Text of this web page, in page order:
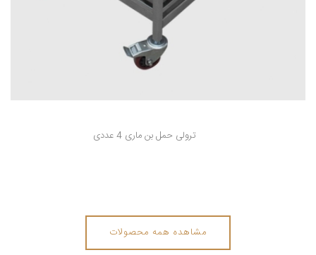
ترولی حمل بن ماری 4 عددی
مشاهده همه محصولات